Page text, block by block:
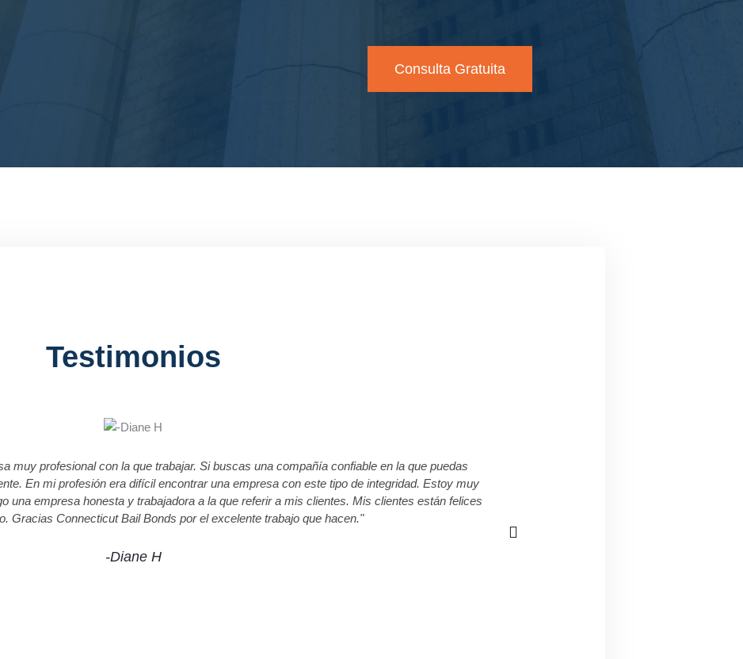
Consulta Gratuita
Testimonios
muy profesional con la que trabajar. Si buscas una compañía confiable en la que puedas
En mi profesión era difícil encontrar una empresa con este tipo de integridad. Estoy muy
una empresa honesta y trabajadora a la que referir a mis clientes. Mis clientes están felices
Gracias Connecticut Bail Bonds por el excelente trabajo que hacen."
-Diane H